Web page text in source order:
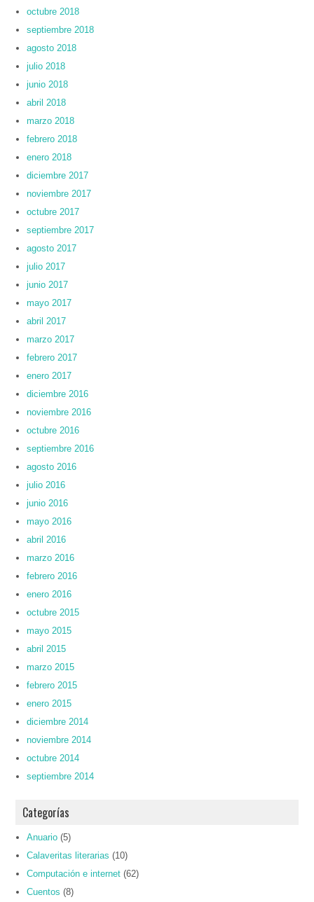
octubre 2018
septiembre 2018
agosto 2018
julio 2018
junio 2018
abril 2018
marzo 2018
febrero 2018
enero 2018
diciembre 2017
noviembre 2017
octubre 2017
septiembre 2017
agosto 2017
julio 2017
junio 2017
mayo 2017
abril 2017
marzo 2017
febrero 2017
enero 2017
diciembre 2016
noviembre 2016
octubre 2016
septiembre 2016
agosto 2016
julio 2016
junio 2016
mayo 2016
abril 2016
marzo 2016
febrero 2016
enero 2016
octubre 2015
mayo 2015
abril 2015
marzo 2015
febrero 2015
enero 2015
diciembre 2014
noviembre 2014
octubre 2014
septiembre 2014
Categorías
Anuario (5)
Calaveritas literarias (10)
Computación e internet (62)
Cuentos (8)